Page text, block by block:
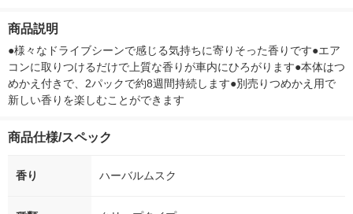
商品説明
●様々なドライブシーンで感じる気持ちに寄りそった香りです●エア
コンに取りつけるだけで上質な香りが車内にひろがります●本体はつ
めかえ付きで、2パックで約8週間持続します●別売りつめかえ用で
新しい香りを楽しむことができます
商品仕様/スペック
香り ハーバルムスク